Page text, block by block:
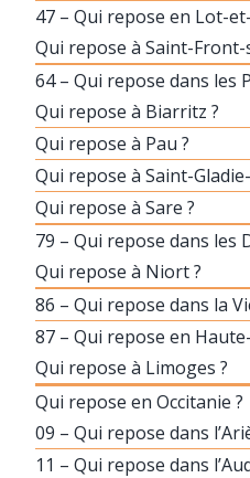
47 – Qui repose en Lot-
Qui repose à Saint-Front-
64 – Qui repose dans les
Qui repose à Biarritz ?
Qui repose à Pau ?
Qui repose à Saint-
Qui repose à Sare ?
79 – Qui repose dans les
Qui repose à Niort ?
86 – Qui repose dans la
87 – Qui repose en
Qui repose à Limoges ?
Qui repose en Occitanie ?
09 – Qui repose dans
11 – Qui repose dans